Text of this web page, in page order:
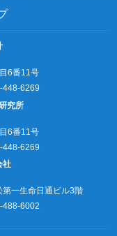
6番11号
究所
6番11号
社
第一生命日通ビル3階